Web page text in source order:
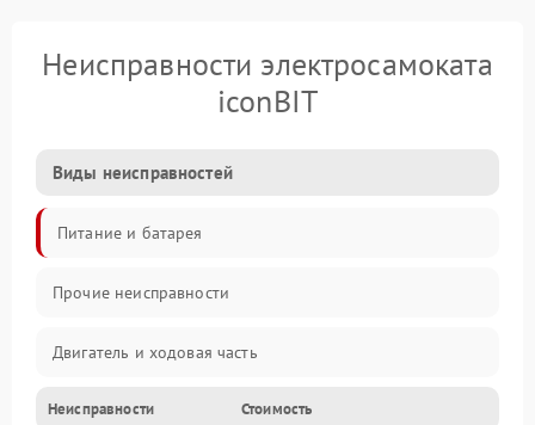
Неисправности электросамоката
iconBIT
Виды неисправностей
Питание и батарея
Прочие неисправности
Двигатель и ходовая часть
Тормоза и безопасность
Неисправности Стоимость